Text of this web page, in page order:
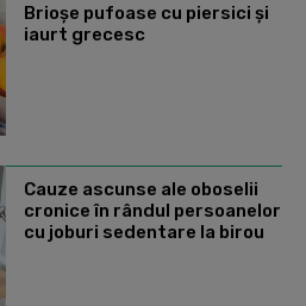
Brioșe pufoase cu piersici și
iaurt grecesc
Cauze ascunse ale oboselii
cronice în rândul persoanelor
cu joburi sedentare la birou